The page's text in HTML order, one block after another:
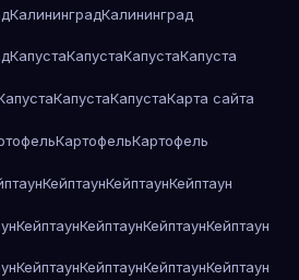
КалининградКалининград
КапустаКапустаКапустаКапуста
КапустаКапустаКарта сайта
КартофельКартофель
КейптаунКейптаунКейптаун
КейптаунКейптаунКейптаунКейптаун
КейптаунКейптаунКейптаунКейптаун